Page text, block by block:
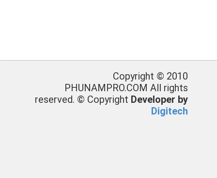
Copyright © 2010
PHUNAMPRO.COM All rights
reserved. © Copyright Developer by
Digitech